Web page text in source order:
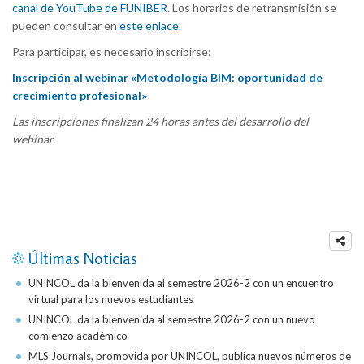
canal de YouTube de FUNIBER. Los horarios de retransmisión se
pueden consultar en este enlace.
Para participar, es necesario inscribirse:
Inscripción al webinar «Metodología BIM: oportunidad de
crecimiento profesional»
Las inscripciones finalizan 24 horas antes del desarrollo del
webinar.
Últimas Noticias
UNINCOL da la bienvenida al semestre 2026-2 con un encuentro
virtual para los nuevos estudiantes
UNINCOL da la bienvenida al semestre 2026-2 con un nuevo
comienzo académico
MLS Journals, promovida por UNINCOL, publica nuevos números de